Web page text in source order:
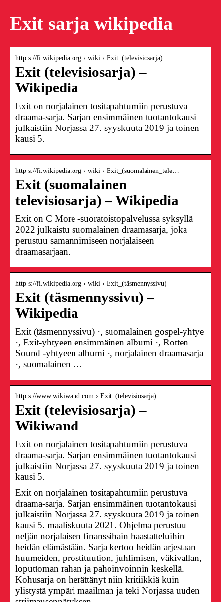
Exit sarja wikipedia
http s://fi.wikipedia.org › wiki › Exit_(televisiosarja)
Exit (televisiosarja) –
Wikipedia
Exit on norjalainen tositapahtumiin perustuva
draama-sarja. Sarjan ensimmäinen tuotantokausi
julkaistiin Norjassa 27. syyskuuta 2019 ja toinen
kausi 5.
http s://fi.wikipedia.org › wiki › Exit_(suomalainen_tele…
Exit (suomalainen
televisiosarja) – Wikipedia
Exit on C More -suoratoistopalvelussa syksyllä
2022 julkaistu suomalainen draamasarja, joka
perustuu samannimiseen norjalaiseen
draamasarjaan.
http s://fi.wikipedia.org › wiki › Exit_(täsmennyssivu)
Exit (täsmennyssivu) –
Wikipedia
Exit (täsmennyssivu) ·, suomalainen gospel-yhtye
·, Exit-yhtyeen ensimmäinen albumi ·, Rotten
Sound -yhtyeen albumi ·, norjalainen draamasarja
·, suomalainen …
http s://www.wikiwand.com › Exit_(televisiosarja)
Exit (televisiosarja) –
Wikiwand
Exit on norjalainen tositapahtumiin perustuva
draama-sarja. Sarjan ensimmäinen tuotantokausi
julkaistiin Norjassa 27. syyskuuta 2019 ja toinen
kausi 5.
Exit on norjalainen tositapahtumiin perustuva
draama-sarja. Sarjan ensimmäinen tuotantokausi
julkaistiin Norjassa 27. syyskuuta 2019 ja toinen
kausi 5. maaliskuuta 2021. Ohjelma perustuu
neljän norjalaisen finanssihain haastatteluihin
heidän elämästään. Sarja kertoo heidän arjestaan
huumeiden, prostituution, juhlimisen, väkivallan,
loputtoman rahan ja pahoinvoinnin keskellä.
Kohusarja on herättänyt niin kritiikkiä kuin
ylistystä ympäri maailman ja teki Norjassa uuden